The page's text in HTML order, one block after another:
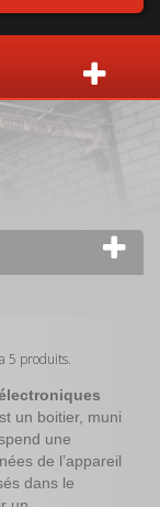
5 produits.
un boitier, muni
une
de l’appareil
dans le